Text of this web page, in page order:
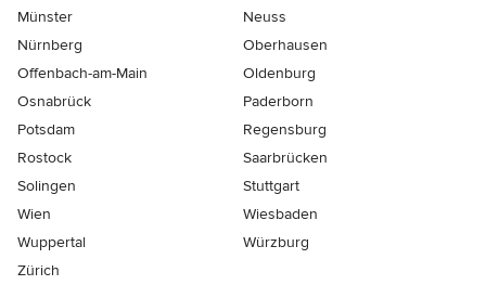
Münster
Neuss
Nürnberg
Oberhausen
Offenbach-am-Main
Oldenburg
Osnabrück
Paderborn
Potsdam
Regensburg
Rostock
Saarbrücken
Solingen
Stuttgart
Wien
Wiesbaden
Wuppertal
Würzburg
Zürich